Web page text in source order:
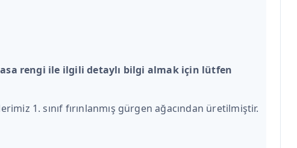
rengi ile ilgili detaylı bilgi almak için lütfen
1. sınıf fırınlanmış gürgen ağacından üretilmiştir.